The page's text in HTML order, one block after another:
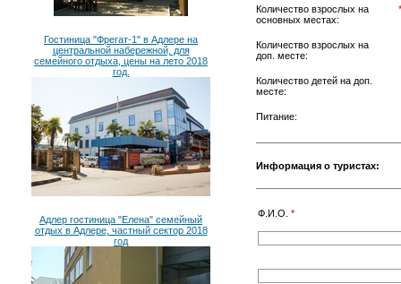
Гостиница "Фрегат-1" в Адлере на
центральной набережной, для
семейного отдыха, цены на лето 2018
год.
Адлер гостиница "Елена" семейный
отдых в Адлере, частный сектор 2018
год
Количество взрослых на
основных местах:
*
Количество взрослых на
доп. месте:
Количество детей на доп.
месте:
Питание:
Информация о туристах:
Ф.И.О. *